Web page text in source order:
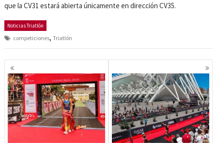
que la CV31 estará abierta únicamente en dirección CV35.
Noticias Triatlón
competiciones,Triatlón
Navegación
de
entradas